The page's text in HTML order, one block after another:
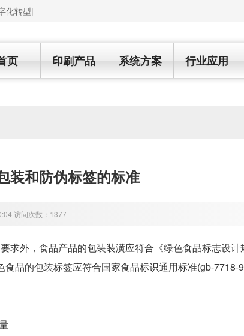
化转型|
行业应用
系统方案
印刷产品
页
装和防伪标签的标准
访问次数：1377
外，食品产品的包装装潢应符合《绿色食品标志设
食品的包装标签应符合国家食品标识通用标准(gb-